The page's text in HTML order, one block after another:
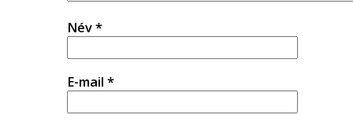
Név*
E-mail *